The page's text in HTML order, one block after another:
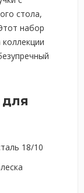
стола,
набор
18/10